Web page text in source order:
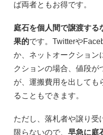
ば両者ともお得です。
庭石を個人間で譲渡する
果的です。Twitterや
か、ネットオークション
クションの場合、値段が
が、運搬費用を出しても
ることもできます。
ただし、落札者や譲り受
限らないので、 早急に庭